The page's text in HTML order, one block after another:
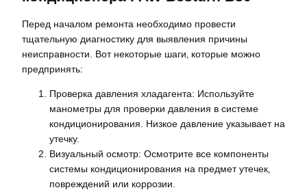
Перед началом ремонта необходимо провести
тщательную диагностику для выявления причины
неисправности. Вот некоторые шаги‚ которые можно
предпринять:
Проверка давления хладагента: Используйте
манометры для проверки давления в системе
кондиционирования. Низкое давление указывает на
утечку.
Визуальный осмотр: Осмотрите все компоненты
системы кондиционирования на предмет утечек‚
повреждений или коррозии.